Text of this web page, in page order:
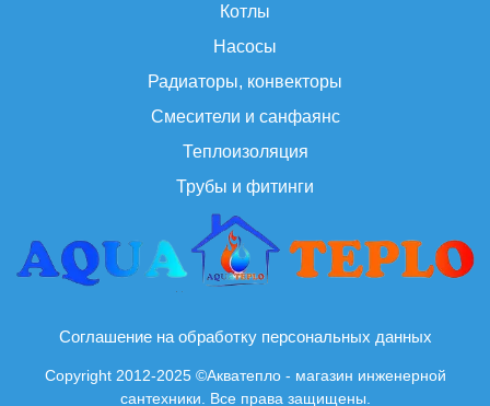
Котлы
Насосы
Радиаторы, конвекторы
Смесители и санфаянс
Теплоизоляция
Трубы и фитинги
Соглашение на обработку персональных данных
Copyright 2012-2025 ©Акватепло - магазин инженерной
сантехники. Все права защищены.